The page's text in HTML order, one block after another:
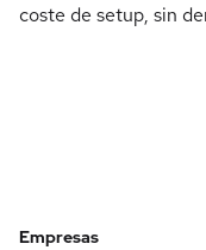
coste de setup, sin
Empresas